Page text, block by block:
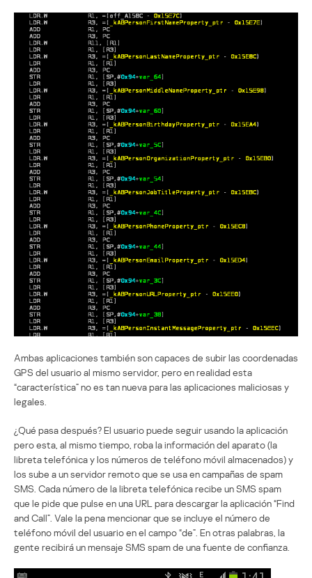
Ambas aplicaciones también son capaces de subir las coordenadas
GPS del usuario al mismo servidor, pero en realidad esta
“característica” no es tan nueva para las aplicaciones maliciosas y
legales.
¿Qué pasa después? El usuario puede seguir usando la aplicación
pero esta, al mismo tiempo, roba la información del aparato (la
libreta telefónica y los números de teléfono móvil almacenados) y
los sube a un servidor remoto que se usa en campañas de spam
SMS. Cada número de la libreta telefónica recibe un SMS spam
que le pide que pulse en una URL para descargar la aplicación “Find
and Call”. Vale la pena mencionar que se incluye el número de
teléfono móvil del usuario en el campo “de”. En otras palabras, la
gente recibirá un mensaje SMS spam de una fuente de confianza.